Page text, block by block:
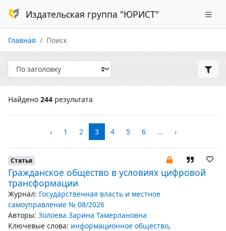
Издательская группа "ЮРИСТ"
Главная Поиск
Найдено 244 результата
‹ 1 2 3 4 5 6 … ›
Статья
Гражданское общество в условиях цифровой
трансформации
Журнал: Государственная власть и местное
самоуправление № 08/2026
Авторы: Золоева Зарина Тамерлановна
Ключевые слова: информационное общество,